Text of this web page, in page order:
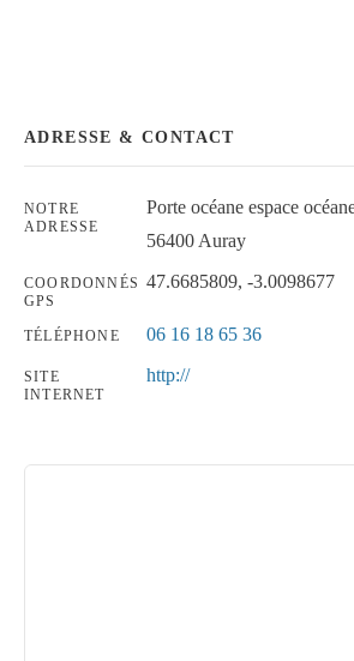
ADRESSE & CONTACT
NOTRE
ADRESSE
Porte océane espace
56400 Auray
COORDONNÉS
GPS
47.6685809, -3.0098677
TÉLÉPHONE 06 16 18 65 36
SITE
INTERNET
http://